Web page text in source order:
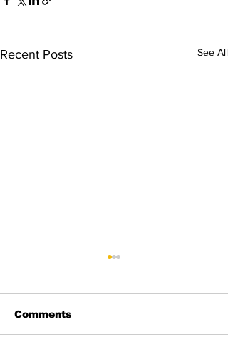
Recent Posts See All
Comments